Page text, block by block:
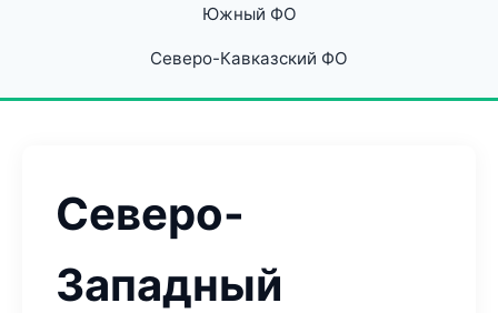
Южный ФО
Северо-Кавказский ФО
Северо-
Западный